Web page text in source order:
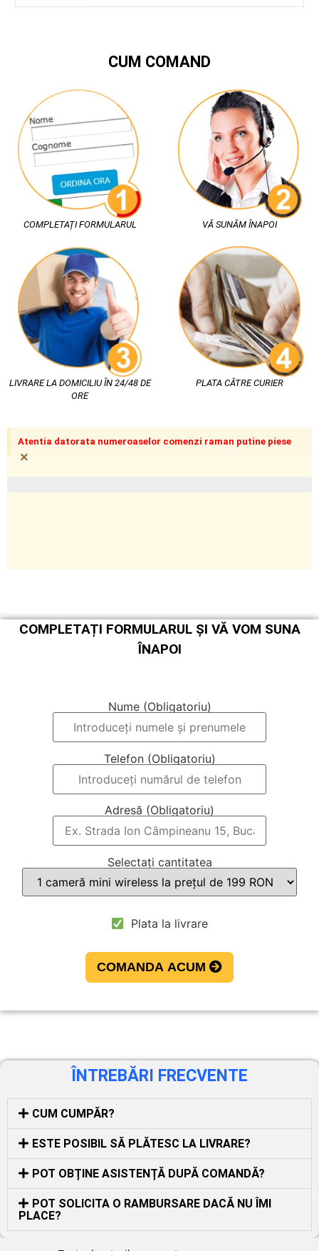
CUM COMAND
COMPLETAȚI FORMULARUL VĂ SUNĂM ÎNAPOI
LIVRARE LA DOMICILIU ÎN 24/48 DE
ORE
PLATA CĂTRE CURIER
Atentia datorata numeroaselor comenzi raman putine piese
×
COMPLETAȚI FORMULARUL ȘI VĂ VOM SUNA
ÎNAPOI
Nume (Obligatoriu)
Telefon (Obligatoriu)
Adresă (Obligatoriu)
Selectați cantitatea
Plata la livrare
COMANDA ACUM
ÎNTREBĂRI FRECVENTE
CUM CUMPĂR?
ESTE POSIBIL SĂ PLĂTESC LA LIVRARE?
POT OBȚINE ASISTENȚĂ DUPĂ COMANDĂ?
POT SOLICITA O RAMBURSARE DACĂ NU ÎMI
PLACE?